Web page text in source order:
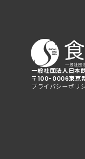
一般社団法人日本
〒100-0006東京
プライバシーポリ